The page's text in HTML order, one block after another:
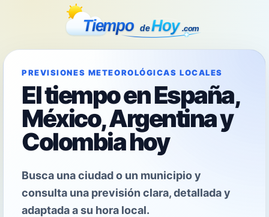
PREVISIONES METEOROLÓGICAS LOCALES
El tiempo en España,
México, Argentina y
Colombia hoy
Busca una ciudad o un municipio y
consulta una previsión clara, detallada y
adaptada a su hora local.